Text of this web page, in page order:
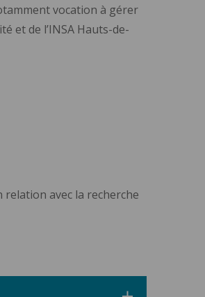
vocation à gérer
et de l’INSA Hauts-de-
avec la recherche